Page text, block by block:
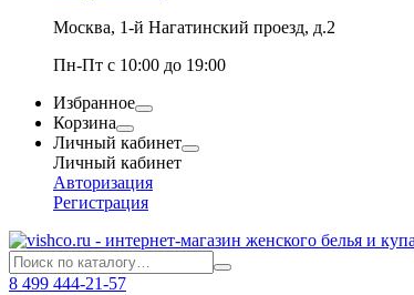
Москва, 1-й Нагатинский проезд, д.2
Пн-Пт с 10:00 до 19:00
Избранное
Корзина
Личный кабинет
Личный кабинет
Авторизация
Регистрация
8 499 444-21-57